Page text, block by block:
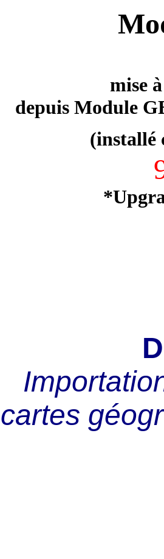
mise
depuis Module
(installé
cartes